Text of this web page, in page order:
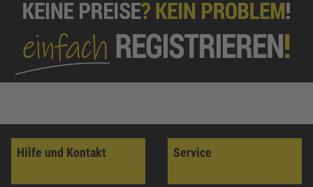
Hilfe und Kontakt Service